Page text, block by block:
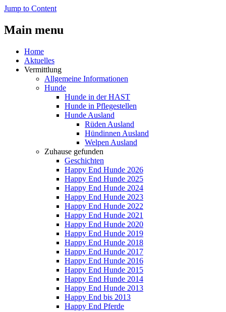
Jump to Content
Main menu
Home
Aktuelles
Vermittlung
Allgemeine Informationen
Hunde
Hunde in der HAST
Hunde in Pflegestellen
Hunde Ausland
Rüden Ausland
Hündinnen Ausland
Welpen Ausland
Zuhause gefunden
Geschichten
Happy End Hunde 2026
Happy End Hunde 2025
Happy End Hunde 2024
Happy End Hunde 2023
Happy End Hunde 2022
Happy End Hunde 2021
Happy End Hunde 2020
Happy End Hunde 2019
Happy End Hunde 2018
Happy End Hunde 2017
Happy End Hunde 2016
Happy End Hunde 2015
Happy End Hunde 2014
Happy End Hunde 2013
Happy End bis 2013
Happy End Pferde